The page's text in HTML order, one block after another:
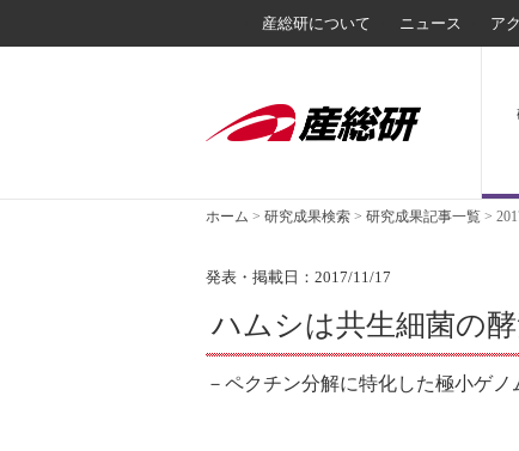
産総研について ニュース ア
ホーム > 研究成果検索 > 研究成果記事一覧 >
発表・掲載日：2017/11/17
ハムシは共生細菌の
－ペクチン分解に特化した極小ゲノ